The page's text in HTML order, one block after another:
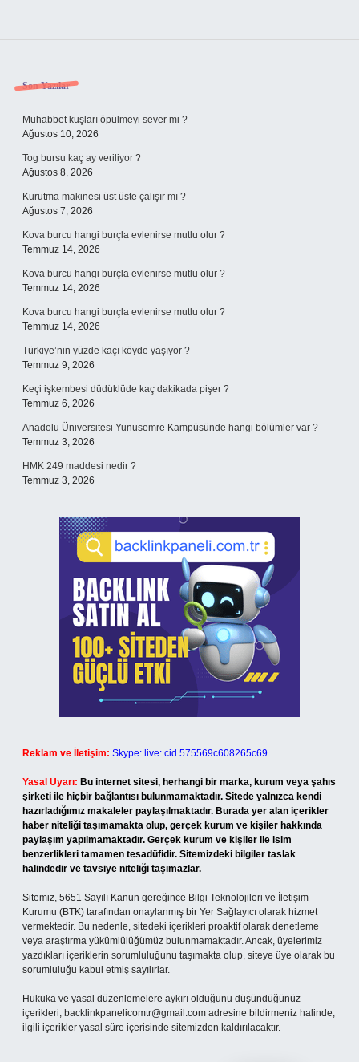
Sidebar
Son Yazılar
Muhabbet kuşları öpülmeyi sever mi ?
Ağustos 10, 2026
Tog bursu kaç ay veriliyor ?
Ağustos 8, 2026
Kurutma makinesi üst üste çalışır mı ?
Ağustos 7, 2026
Kova burcu hangi burçla evlenirse mutlu olur ?
Temmuz 14, 2026
Kova burcu hangi burçla evlenirse mutlu olur ?
Temmuz 14, 2026
Kova burcu hangi burçla evlenirse mutlu olur ?
Temmuz 14, 2026
Türkiye’nin yüzde kaçı köyde yaşıyor ?
Temmuz 9, 2026
Keçi işkembesi düdüklüde kaç dakikada pişer ?
Temmuz 6, 2026
Anadolu Üniversitesi Yunusemre Kampüsünde hangi bölümler var ?
Temmuz 3, 2026
HMK 249 maddesi nedir ?
Temmuz 3, 2026
Reklam ve İletişim: Skype: live:.cid.575569c608265c69
Yasal Uyarı: Bu internet sitesi, herhangi bir marka, kurum veya şahıs
şirketi ile hiçbir bağlantısı bulunmamaktadır. Sitede yalnızca kendi
hazırladığımız makaleler paylaşılmaktadır. Burada yer alan içerikler
haber niteliği taşımamakta olup, gerçek kurum ve kişiler hakkında
paylaşım yapılmamaktadır. Gerçek kurum ve kişiler ile isim
benzerlikleri tamamen tesadüfidir. Sitemizdeki bilgiler taslak
halindedir ve tavsiye niteliği taşımazlar.
Sitemiz, 5651 Sayılı Kanun gereğince Bilgi Teknolojileri ve İletişim
Kurumu (BTK) tarafından onaylanmış bir Yer Sağlayıcı olarak hizmet
vermektedir. Bu nedenle, sitedeki içerikleri proaktif olarak denetleme
veya araştırma yükümlülüğümüz bulunmamaktadır. Ancak, üyelerimiz
yazdıkları içeriklerin sorumluluğunu taşımakta olup, siteye üye olarak bu
sorumluluğu kabul etmiş sayılırlar.
Hukuka ve yasal düzenlemelere aykırı olduğunu düşündüğünüz
içerikleri, backlinkpanelicomtr@gmail.com adresine bildirmeniz halinde,
ilgili içerikler yasal süre içerisinde sitemizden kaldırılacaktır.